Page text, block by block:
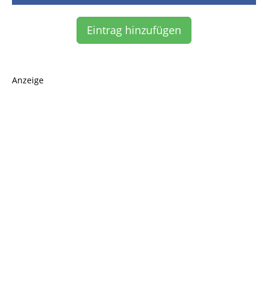
Eintrag hinzufügen
Anzeige